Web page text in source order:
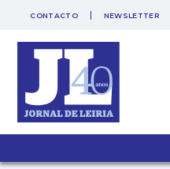
CONTACTO NEWSLETTER
Letras | Todos os Fogos o